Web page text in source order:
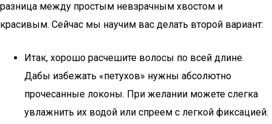
разница между простым невзрачным хвостом и
красивым. Сейчас мы научим вас делать второй вариант:
Итак, хорошо расчешите волосы по всей длине.
Дабы избежать «петухов» нужны абсолютно
прочесанные локоны. При желании можете слегка
увлажнить их водой или спреем с легкой фиксацией.